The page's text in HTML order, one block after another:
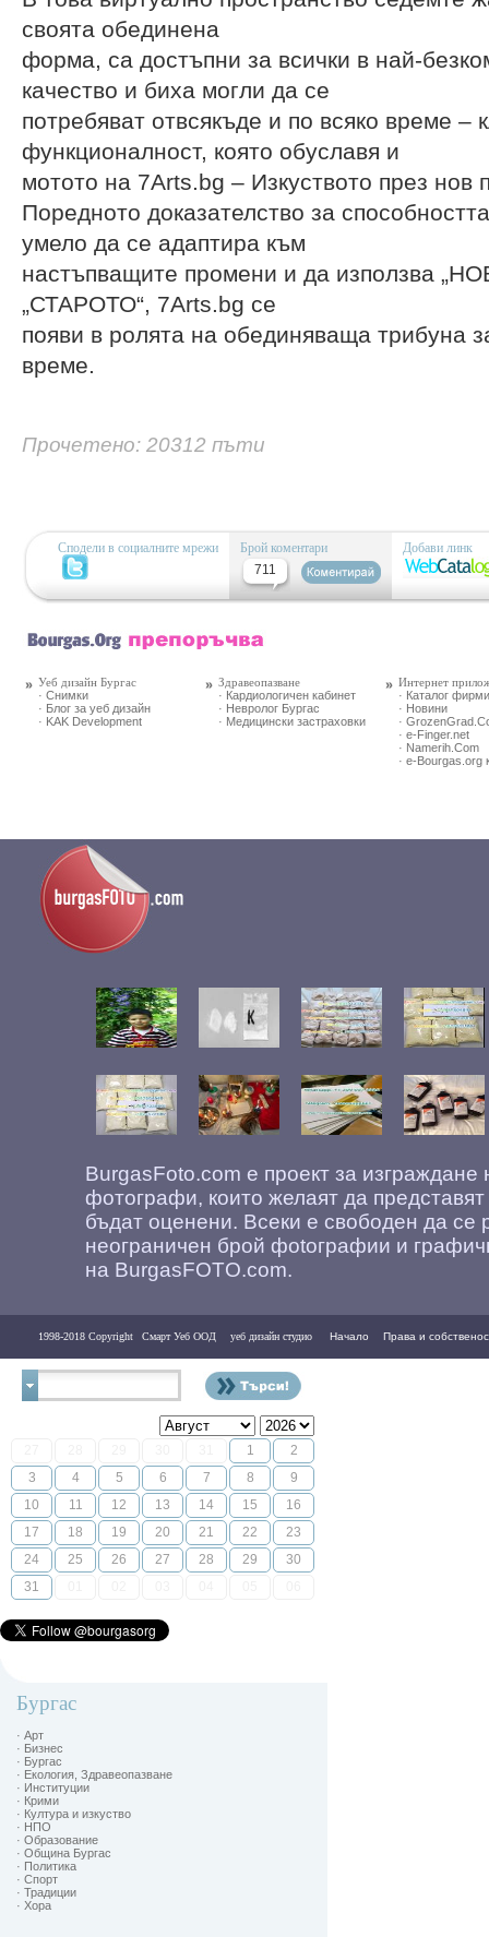
своята обединена
форма, са достъпни за всички в най-
качество и биха могли да се
потребяват отвсякъде и по всяко време –
функционалност, която обуславя и
мотото на 7Arts.bg – Изкуството през нов
Поредното доказателство за
умело да се адаптира към
настъпващите промени и да използва
„СТАРОТО“, 7Arts.bg се
появи в ролята на обединяваща трибуна
време.
Прочетено: 20312 пъти
Сподели в социалните мрежи
Брой коментари
711
Добави линк
Уеб дизайн Бургас
· Снимки
· Блог за уеб дизайн
· KAK Development
Здравеопазване
· Кардиологичен кабинет
· Невролог Бургас
· Медицински застраховки
Интернет
· Каталог фирми
· Новини
·
· e-Finger.net
· Namerih.Com
· e-Bourgas.org
BurgasFoto.com е проект за
фотографи, които желаят да
бъдат оценени. Всеки е свободен да се
неограничен брой фоtографии и
на BurgasFOTO.com.
1998-2018 Copyright Смарт Уеб ООД уеб дизайн студио Начало Права и
1
2
3
4 5 6 7 8
9
10
11 12 13 14 15
16
17
18 19 20 21 22
23
24
25 26 27 28 29
30
31
Бургас
· Арт
· Бизнес
· Бургас
· Екология, Здравеопазване
· Институции
· Крими
· Култура и изкуство
· НПО
· Образование
· Община Бургас
· Политика
· Спорт
· Традиции
· Хора